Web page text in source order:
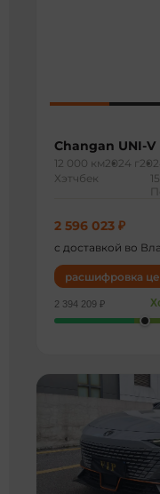
Changan UNI-V
12 000 км2024 г
Хэтчбек
2 596 023 ₽
с доставкой во
расшифровка
2 394 209 ₽